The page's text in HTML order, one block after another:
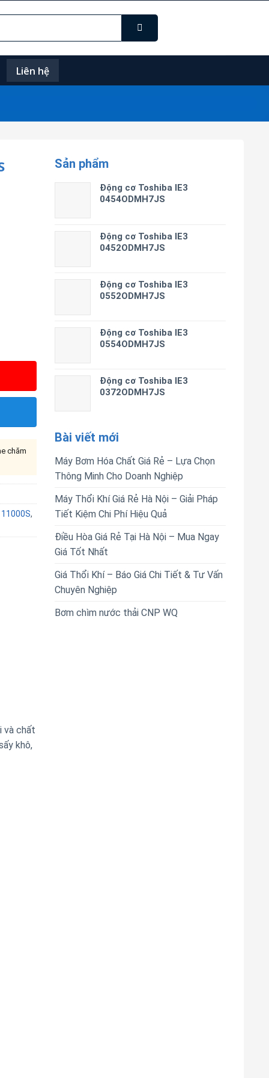
Liên hệ
Sản phẩm
Động cơ Toshiba IE3
0454ODMH7JS
Động cơ Toshiba IE3
0452ODMH7JS
Động cơ Toshiba IE3
0552ODMH7JS
Động cơ Toshiba IE3
0554ODMH7JS
Động cơ Toshiba IE3
0372ODMH7JS
Bài viết mới
Máy Bơm Hóa Chất Giá Rẻ – Lựa Chọn
Thông Minh Cho Doanh Nghiệp
Máy Thổi Khí Giá Rẻ Hà Nội – Giải Pháp
Tiết Kiệm Chi Phí Hiệu Quả
Điều Hòa Giá Rẻ Tại Hà Nội – Mua Ngay
Giá Tốt Nhất
Giá Thổi Khí – Báo Giá Chi Tiết & Tư Vấn
Chuyên Nghiệp
Bơm chìm nước thải CNP WQ
chăm
,
và chất
khô,